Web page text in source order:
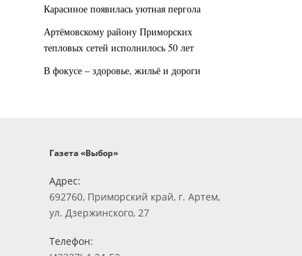
Карасиное появилась уютная пергола
Артёмовскому району Приморских
тепловых сетей исполнилось 50 лет
В фокусе – здоровье, жильё и дороги
Газета «Выбор»
Адрес:
692760, Приморский край, г. Артем,
ул. Дзержинского, 27
Телефон: